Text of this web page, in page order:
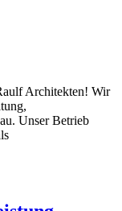
Architekten! Wir
Unser Betrieb